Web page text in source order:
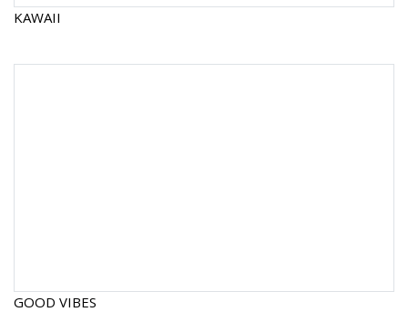
KAWAII
GOOD VIBES